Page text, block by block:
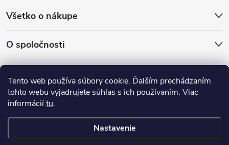
Tento web používa súbory cookie. Ďalším prechádzaním
tohto webu vyjadrujete súhlas s ich používaním. Viac
informáciítu.
Nastavenie
Všetko o nákupe
O spoločnosti